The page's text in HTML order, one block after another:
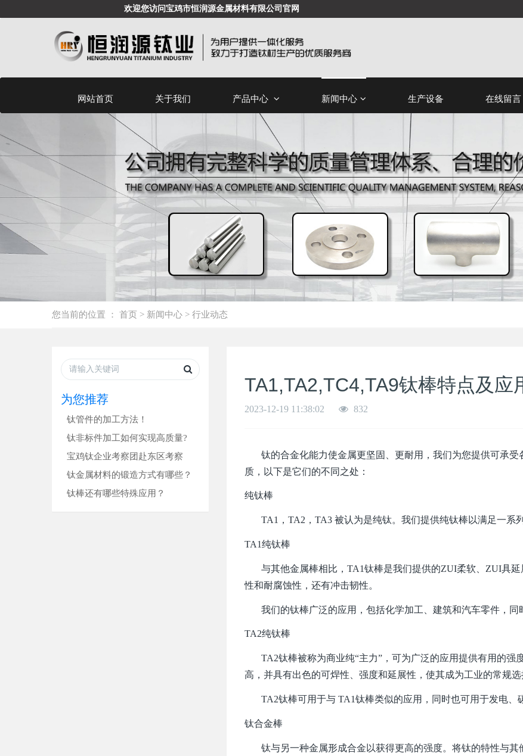
欢迎您访问宝鸡市恒润源金属材料有限公司官网
网站首页 关于我们 产品中心 新闻中心 生产设备 在线留言
您当前的位置 ： 首页 > 新闻中心 > 行业动态
为您推荐
钛管件的加工方法！
钛非标件加工如何实现高质量?
宝鸡钛企业考察团赴东区考察
钛金属材料的锻造方式有哪些？
钛棒还有哪些特殊应用？
TA1,TA2,TC4,TA9钛棒特点及应
2023-12-19 11:38:02 832
钛的合金化能力使金属更坚固、更耐用，我们为您提供可承受
质，以下是它们的不同之处：
纯钛棒
TA1，TA2，TA3 被认为是纯钛。我们提供纯钛棒以满足一系
TA1纯钛棒
与其他金属棒相比，TA1钛棒是我们提供的ZUI柔软、ZUI具延
性和耐腐蚀性，还有冲击韧性。
我们的钛棒广泛的应用，包括化学加工、建筑和汽车零件，同
TA2纯钛棒
TA2钛棒被称为商业纯“主力”，可为广泛的应用提供有用的强
高，并具有出色的可焊性、强度和延展性，使其成为工业的常规选
TA2钛棒可用于与 TA1钛棒类似的应用，同时也可用于发电、
钛合金棒
钛与另一种金属形成合金以获得更高的强度。将钛的特性与其